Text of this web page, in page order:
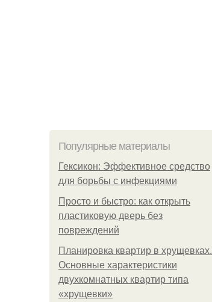
Популярные материалы
Гексикон: Эффективное средство
для борьбы с инфекциями
Просто и быстро: как открыть
пластиковую дверь без
повреждений
Планировка квартир в хрущевках.
Основные характеристики
двухкомнатных квартир типа
«хрущевки»